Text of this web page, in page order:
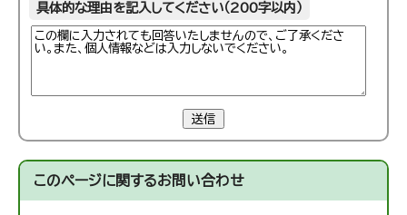
具体的な理由を記入してください（200字以内）
送信
このページに関するお問い合わせ